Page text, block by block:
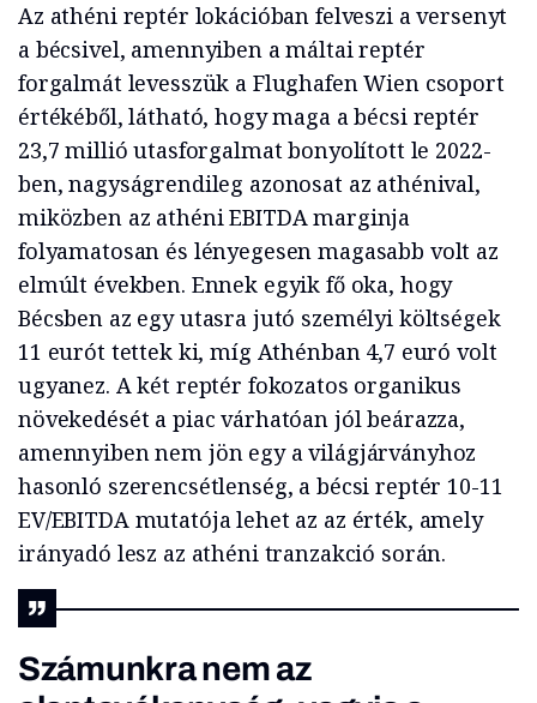
Az athéni reptér lokációban felveszi a versenyt
a bécsivel, amennyiben a máltai reptér
forgalmát levesszük a Flughafen Wien csoport
értékéből, látható, hogy maga a bécsi reptér
23,7 millió utasforgalmat bonyolított le 2022-
ben, nagyságrendileg azonosat az athénival,
miközben az athéni EBITDA marginja
folyamatosan és lényegesen magasabb volt az
elmúlt években. Ennek egyik fő oka, hogy
Bécsben az egy utasra jutó személyi költségek
11 eurót tettek ki, míg Athénban 4,7 euró volt
ugyanez. A két reptér fokozatos organikus
növekedését a piac várhatóan jól beárazza,
amennyiben nem jön egy a világjárványhoz
hasonló szerencsétlenség, a bécsi reptér 10-11
EV/EBITDA mutatója lehet az az érték, amely
irányadó lesz az athéni tranzakció során.
Számunkra nem az